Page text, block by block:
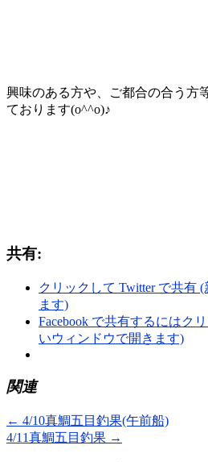
興味のある方や、ご都合の合う方
ております(o^^o)♪
共有:
クリックして Twitter で共有
ます)
Facebook で共有するにはク
いウィンドウで開きます)
関連
← 4/10真鯛五目釣果(午前船)
4/11真鯛五目釣果 →